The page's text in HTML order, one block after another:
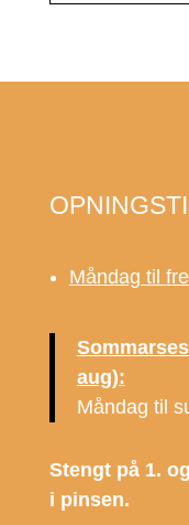
Måndag til
aug):
Måndag til
Stengt på 1.
i pinsen.